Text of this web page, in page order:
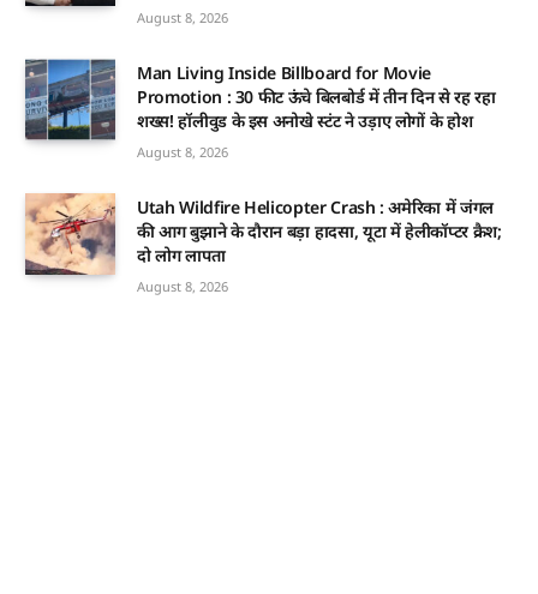
August 8, 2026
Man Living Inside Billboard for Movie
Promotion : 30 फीट ऊंचे बिलबोर्ड में तीन दिन से रह रहा
शख्स! हॉलीवुड के इस अनोखे स्टंट ने उड़ाए लोगों के होश
August 8, 2026
Utah Wildfire Helicopter Crash : अमेरिका में जंगल
की आग बुझाने के दौरान बड़ा हादसा, यूटा में हेलीकॉप्टर क्रैश;
दो लोग लापता
August 8, 2026